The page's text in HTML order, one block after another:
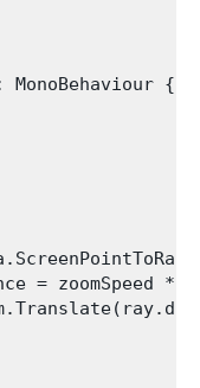
{
= zoomSpeed *